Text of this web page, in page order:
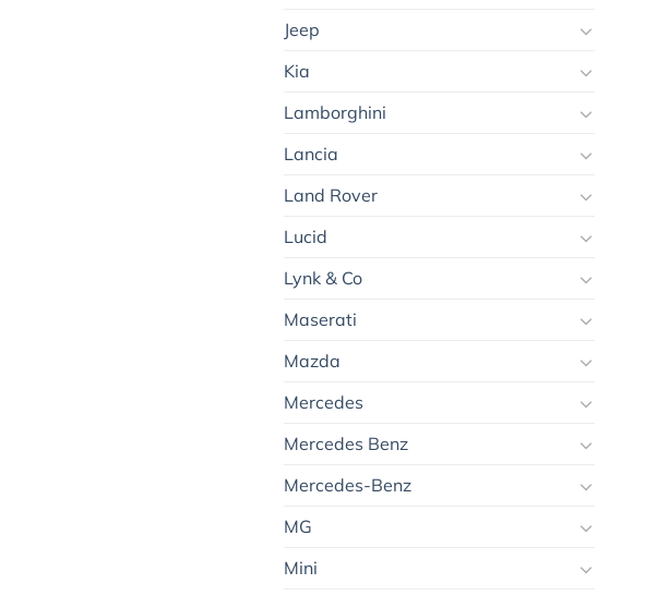
Jeep
Kia
Lamborghini
Lancia
Land Rover
Lucid
Lynk & Co
Maserati
Mazda
Mercedes
Mercedes Benz
Mercedes-Benz
MG
Mini